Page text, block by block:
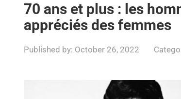
70 ans et plus : les
appréciés des femmes
Published by: October 26, 2022